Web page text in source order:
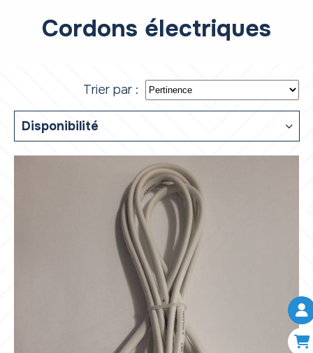
Cordons électriques
Trier par :
Disponibilité